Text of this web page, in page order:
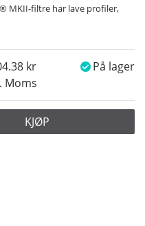
MKII-filtre har lave profiler,
Moms
På lager
KJØP